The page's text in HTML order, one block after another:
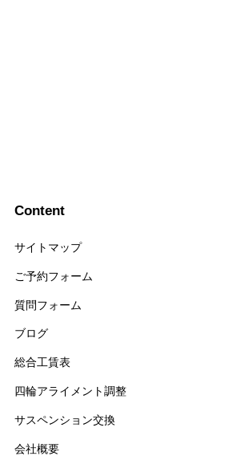
Content
サイトマップ
ご予約フォーム
質問フォーム
ブログ
総合工賃表
四輪アライメント調整
サスペンション交換
会社概要